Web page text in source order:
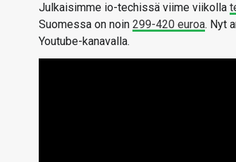
Julkaisimme io-techissä viime viikolla
Suomessa on noin 299-420 euroa. Nyt
Youtube-kanavalla.